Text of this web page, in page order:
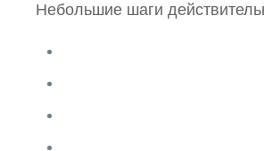
Небольшие шаги